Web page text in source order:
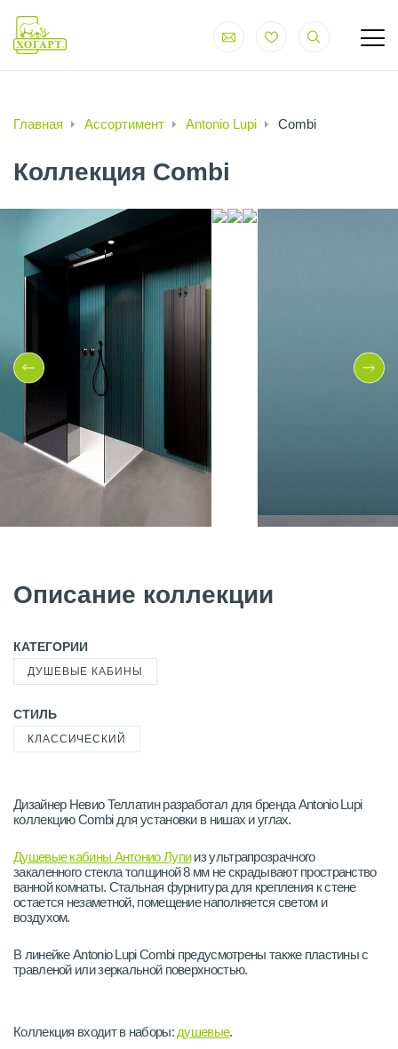
Главная Ассортимент Antonio Lupi Combi
Коллекция Combi
Описание коллекции
КАТЕГОРИИ
ДУШЕВЫЕ КАБИНЫ
СТИЛЬ
КЛАССИЧЕСКИЙ
Дизайнер Невио Теллатин разработал для бренда Antonio Lupi
коллекцию Combi для установки в нишах и углах.
Душевые кабины Антонио Лупииз ультрапрозрачного
закаленного стекла толщиной 8 мм не скрадывают пространство
ванной комнаты. Стальная фурнитура для крепления к стене
остается незаметной, помещение наполняется светом и
воздухом.
В линейке Antonio Lupi Combi предусмотрены также пластины с
травленой или зеркальной поверхностью.
Коллекция входит в наборы: душевые.